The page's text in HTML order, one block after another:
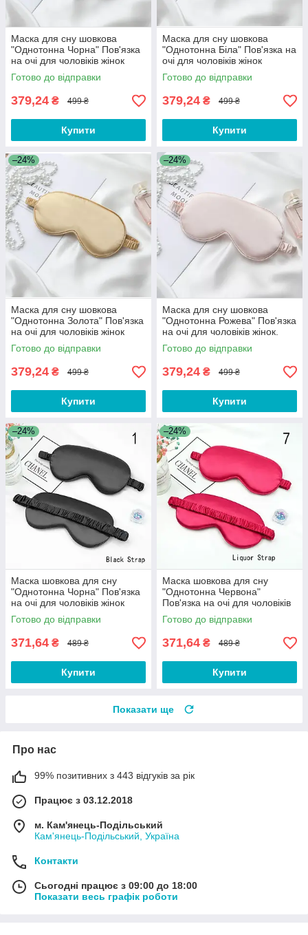
Маска для сну шовкова
"Однотонна Чорна" Пов'язка
на очі для чоловіків жінок
Готово до відправки
379,24 ₴ 499 ₴
Купити
Маска для сну шовкова
"Однотонна Біла" Пов'язка на
очі для чоловіків жінок
Готово до відправки
379,24 ₴ 499 ₴
Купити
–24%
Маска для сну шовкова
"Однотонна Золота" Пов'язка
на очі для чоловіків жінок
Готово до відправки
379,24 ₴ 499 ₴
Купити
–24%
Маска для сну шовкова
"Однотонна Рожева" Пов'язка
на очі для чоловіків жінок.
Маска для сну рожева
Готово до відправки
379,24 ₴ 499 ₴
Купити
–24%
Маска шовкова для сну
"Однотонна Чорна" Пов'язка
на очі для чоловіків жінок
DSY-01
Готово до відправки
371,64 ₴ 489 ₴
Купити
–24%
Маска шовкова для сну
"Однотонна Червона"
Пов'язка на очі для чоловіків
жінок DSY-01
Готово до відправки
371,64 ₴ 489 ₴
Купити
Показати ще
Про нас
99% позитивних з 443 відгуків за рік
Працює з 03.12.2018
м. Кам'янець-Подільський
Кам'янець-Подільський, Україна
Контакти
Сьогодні працює з 09:00 до 18:00
Показати весь графік роботи